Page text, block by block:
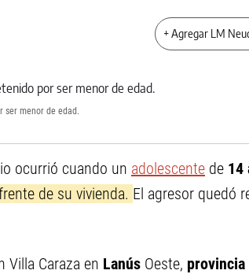
+ Agregar LM
ser menor de edad.
ocurrió cuando un adolescente de 14
de su vivienda. El agresor quedó
Villa Caraza en Lanús Oeste,